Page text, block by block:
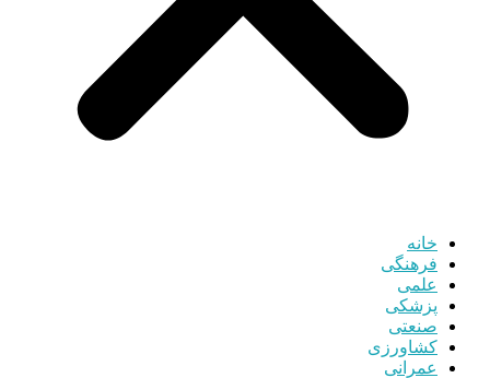
خانه
فرهنگی
علمی
پزشکی
صنعتی
کشاورزی
عمرانی